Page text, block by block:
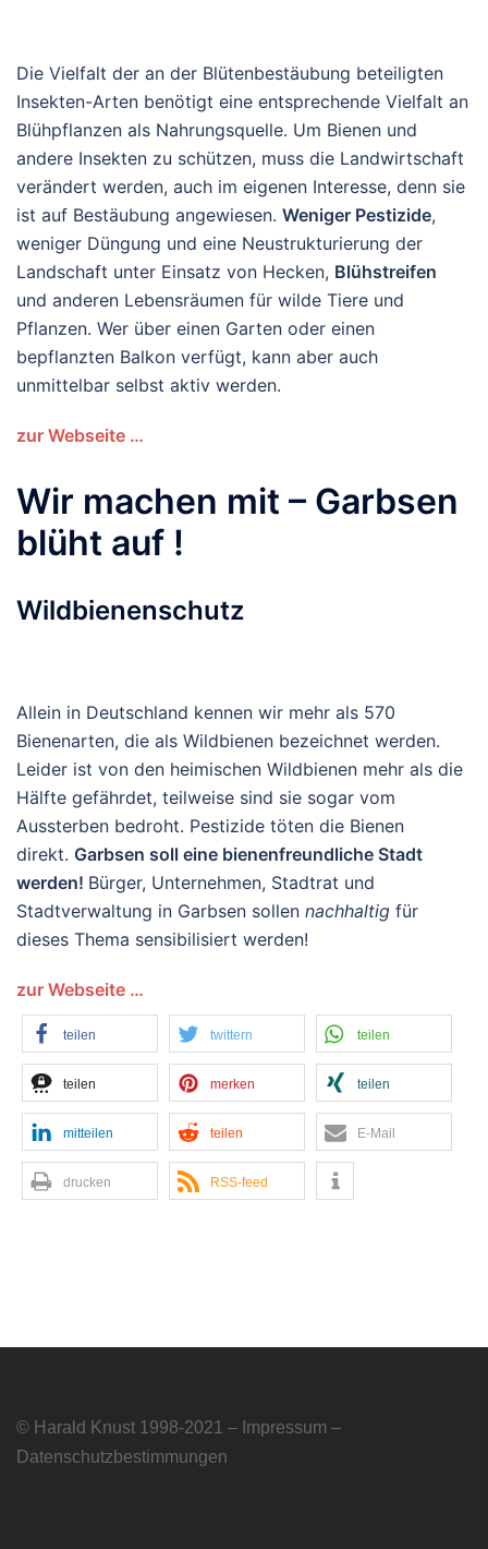
Die Vielfalt der an der Blütenbestäubung beteiligten
Insekten-Arten benötigt eine entsprechende Vielfalt an
Blühpflanzen als Nahrungsquelle. Um Bienen und
andere Insekten zu schützen, muss die Landwirtschaft
verändert werden, auch im eigenen Interesse, denn sie
ist auf Bestäubung angewiesen. Weniger Pestizide,
weniger Düngung und eine Neustrukturierung der
Landschaft unter Einsatz von Hecken, Blühstreifen
und anderen Lebensräumen für wilde Tiere und
Pflanzen. Wer über einen Garten oder einen
bepflanzten Balkon verfügt, kann aber auch
unmittelbar selbst aktiv werden.
zur Webseite …
Wir machen mit – Garbsen
blüht auf !
Wildbienenschutz
Allein in Deutschland kennen wir mehr als 570
Bienenarten, die als Wildbienen bezeichnet werden.
Leider ist von den heimischen Wildbienen mehr als die
Hälfte gefährdet, teilweise sind sie sogar vom
Aussterben bedroht. Pestizide töten die Bienen
direkt. Garbsen soll eine bienenfreundliche Stadt
werden! Bürger, Unternehmen, Stadtrat und
Stadtverwaltung in Garbsen sollen nachhaltig für
dieses Thema sensibilisiert werden!
zur Webseite …
teilen twittern teilen
teilen merken teilen
mitteilen teilen E-Mail
drucken RSS-feed
© Harald Knust 1998-2021 – Impressum –
Datenschutzbestimmungen